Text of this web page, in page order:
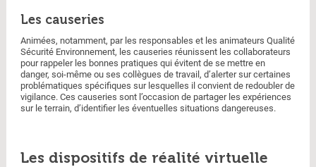
Les causeries
Animées, notamment, par les responsables et les animateurs Qualité
Sécurité Environnement, les causeries réunissent les collaborateurs
pour rappeler les bonnes pratiques qui évitent de se mettre en
danger, soi-même ou ses collègues de travail, d’alerter sur certaines
problématiques spécifiques sur lesquelles il convient de redoubler de
vigilance. Ces causeries sont l’occasion de partager les expériences
sur le terrain, d’identifier les éventuelles situations dangereuses.
Les dispositifs de réalité virtuelle